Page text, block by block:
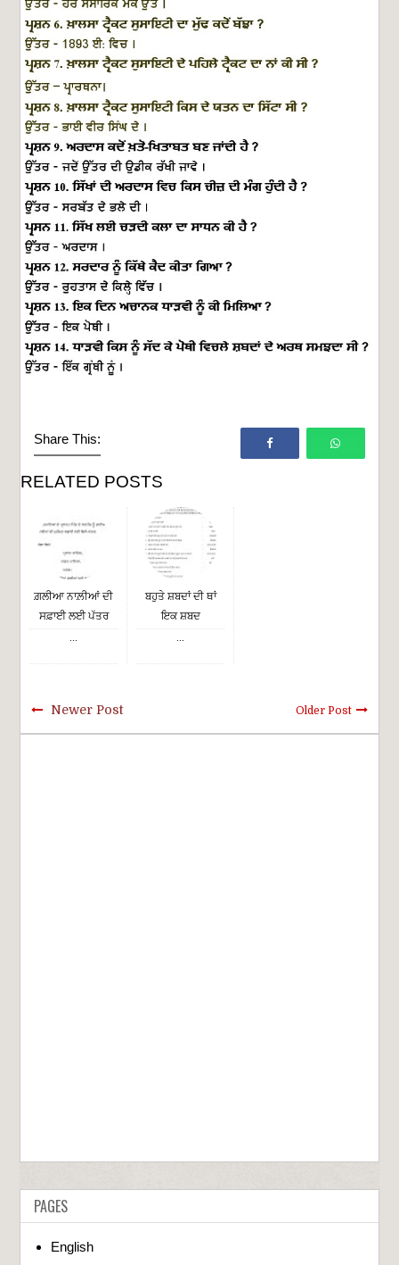
Share This:
RELATED POSTS
ਗ਼ਲੀਆ ਨਾਲ਼ੀਆਂ ਦੀ
ਸਫ਼ਾਈ ਲਈ ਪੱਤਰ
ਬਹੁਤੇ ਸ਼ਬਦਾਂ ਦੀ ਥਾਂ
ਇਕ ਸ਼ਬਦ
Newer Post Older Post
PAGES
English